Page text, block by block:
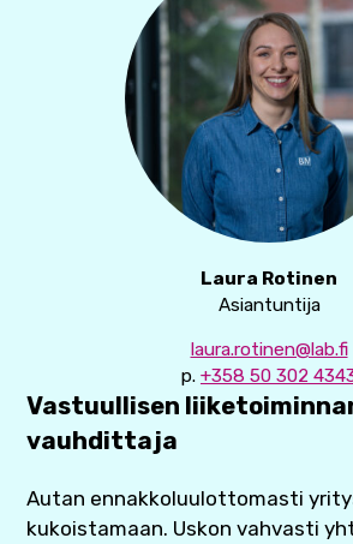
Laura Rotinen
Asiantuntija
laura.rotinen@lab.fi
p. +358 50 302
Vastuullisen
vauhdittaja
Autan ennakkoluulottomasti
kukoistamaan. Uskon vahvasti